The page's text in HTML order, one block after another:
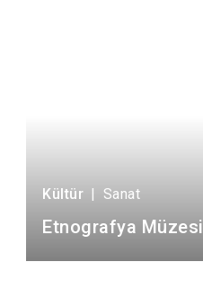
Kültür | Sanat
Etnografya Müzesi